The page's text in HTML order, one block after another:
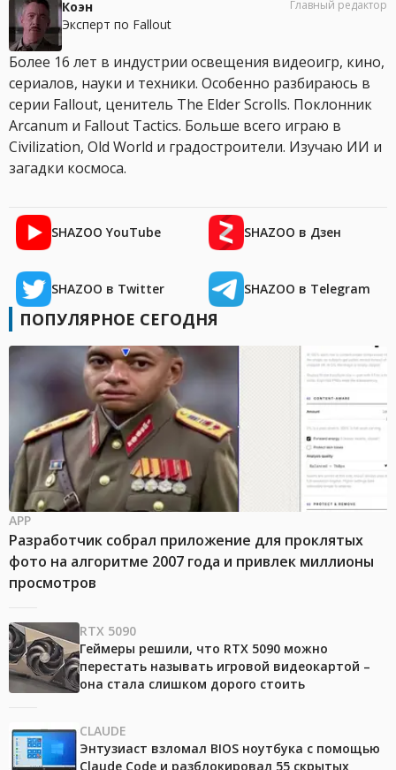
Коэн
Эксперт по Fallout
Главный редактор
Более 16 лет в индустрии освещения видеоигр, кино,
сериалов, науки и техники. Особенно разбираюсь в
серии Fallout, ценитель The Elder Scrolls. Поклонник
Arcanum и Fallout Tactics. Больше всего играю в
Civilization, Old World и градостроители. Изучаю ИИ и
загадки космоса.
SHAZOO YouTube SHAZOO в Дзен
SHAZOO в Twitter SHAZOO в Telegram
ПОПУЛЯРНОЕ СЕГОДНЯ
APP
Разработчик собрал приложение для проклятых
фото на алгоритме 2007 года и привлек миллионы
просмотров
RTX 5090
Геймеры решили, что RTX 5090 можно
перестать называть игровой видеокартой –
она стала слишком дорого стоить
CLAUDE
Энтузиаст взломал BIOS ноутбука с помощью
Claude Code и разблокировал 55 скрытых